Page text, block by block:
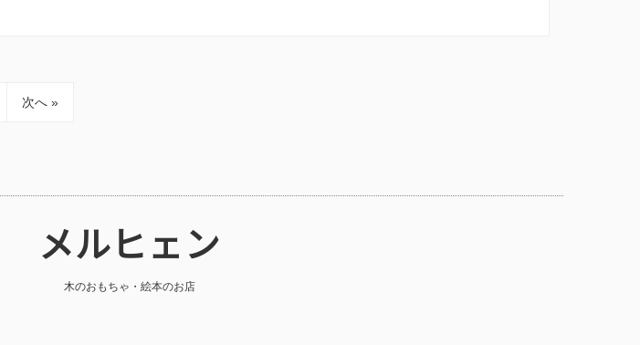
次へ »
メルヒェン
木のおもちゃ・絵本のお店